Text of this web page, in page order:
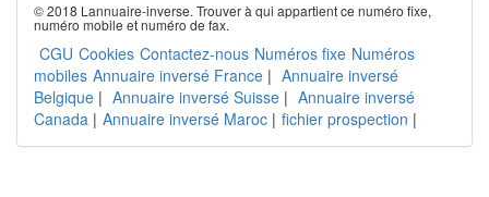
© 2018 Lannuaire-inverse. Trouver à qui appartient ce numéro fixe,
numéro mobile et numéro de fax.
CGU Cookies Contactez-nous Numéros fixe Numéros
mobiles Annuaire inversé France | Annuaire inversé
Belgique | Annuaire inversé Suisse | Annuaire inversé
Canada | Annuaire inversé Maroc | fichier prospection |